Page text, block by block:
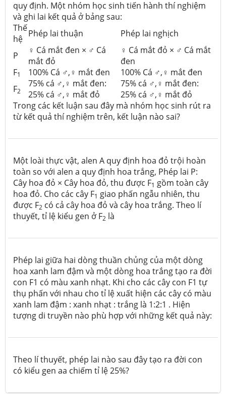
quy định. Một nhóm học sinh tiến hành thí nghiệm
và ghi lai kết quả ở bảng sau:
Thế
hệ Phép lai thuận
Phép lai nghịch
P
♀ Cá mắt đen × ♂ Cá
mắt đỏ
♀ Cá mắt đỏ × ♂ Cá mắt
đen
F1 100% Cá ♂,♀ mắt đen
100% Cá ♂,♀ mắt đen
F2
75% cá ♂,♀ mắt đen:
25% cá ♂,♀ mắt đỏ
75% cá ♂,♀ mắt đen:
25% cá ♂,♀ mắt đỏ
Trong các kết luận sau đây mà nhóm học sinh rút ra
từ kết quả thí nghiệm trên, kết luận nào sai?
Một loài thực vật, alen A quy định hoa đỏ trội hoàn
toàn so với alen a quy định hoa trắng, Phép lai P:
Cây hoa đỏ × Cây hoa đỏ, thu được F1 gồm toàn cây
hoa đỏ. Cho các cây F1 giao phấn ngẫu nhiên, thu
được F2 có cả cây hoa đỏ và cây hoa trắng. Theo lí
thuyết, tỉ lệ kiểu gen ở F2 là
Phép lai giữa hai dòng thuần chủng của một dòng
hoa xanh lam đậm và một dòng hoa trắng tạo ra đời
con F1 có màu xanh nhạt. Khi cho các cây con F1 tự
thụ phấn với nhau cho tỉ lệ xuất hiện các cây có màu
xanh lam đậm : xanh nhạt : trắng là 1:2:1 . Hiện
tượng di truyền nào phù hợp với những kết quả này:
Theo lí thuyết, phép lai nào sau đây tạo ra đời con
có kiểu gen aa chiếm tỉ lệ 25%?